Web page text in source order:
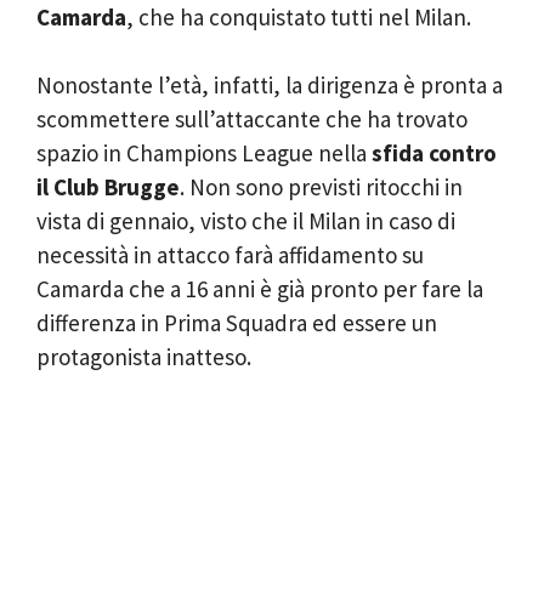
Camarda, che ha conquistato tutti nel Milan.
Nonostante l’età, infatti, la dirigenza è pronta a
scommettere sull’attaccante che ha trovato
spazio in Champions League nella sfida contro
il Club Brugge. Non sono previsti ritocchi in
vista di gennaio, visto che il Milan in caso di
necessità in attacco farà affidamento su
Camarda che a 16 anni è già pronto per fare la
differenza in Prima Squadra ed essere un
protagonista inatteso.